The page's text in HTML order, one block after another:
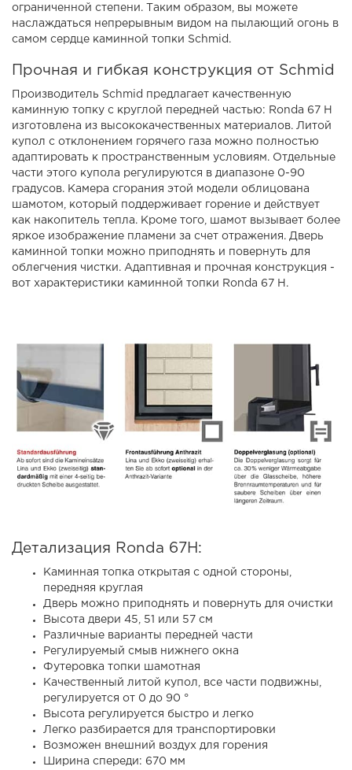
ограниченной степени. Таким образом, вы можете
наслаждаться непрерывным видом на пылающий огонь в
самом сердце каминной топки Schmid.
Прочная и гибкая конструкция от Schmid
Производитель Schmid предлагает качественную
каминную топку с круглой передней частью: Ronda 67 H
изготовлена ​​из высококачественных материалов. Литой
купол с отклонением горячего газа можно полностью
адаптировать к пространственным условиям. Отдельные
части этого купола регулируются в диапазоне 0-90
градусов. Камера сгорания этой модели облицована
шамотом, который поддерживает горение и действует
как накопитель тепла. Кроме того, шамот вызывает более
яркое изображение пламени за счет отражения. Дверь
каминной топки можно приподнять и повернуть для
облегчения чистки. Адаптивная и прочная конструкция -
вот характеристики каминной топки Ronda 67 H.
Детализация Ronda 67H:
Каминная топка открытая с одной стороны,
передняя круглая
Дверь можно приподнять и повернуть для очистки
Высота двери 45, 51 или 57 см
Различные варианты передней части
Регулируемый смыв нижнего окна
Футеровка топки шамотная
Качественный литой купол, все части подвижны,
регулируется от 0 до 90 °
Высота регулируется быстро и легко
Легко разбирается для транспортировки
Возможен внешний воздух для горения
Ширина спереди: 670 мм